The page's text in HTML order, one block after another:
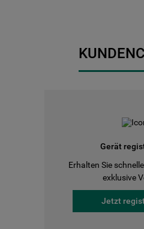
Gerät
Erhalten Sie
exklusive
Jetzt